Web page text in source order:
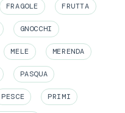
FRAGOLE FRUTTA
GNOCCHI
MELE MERENDA
PASQUA
PESCE PRIMI